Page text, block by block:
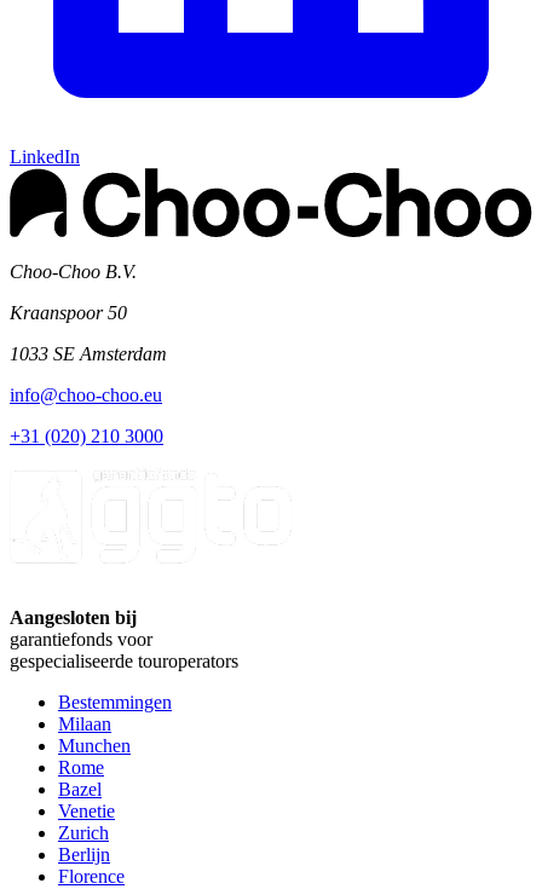
LinkedIn
Choo-Choo B.V.
Kraanspoor 50
1033 SE Amsterdam
info@choo-choo.eu
+31 (020) 210 3000
Aangesloten bij
garantiefonds voor
gespecialiseerde touroperators
Bestemmingen
Milaan
Munchen
Rome
Bazel
Venetie
Zurich
Berlijn
Florence